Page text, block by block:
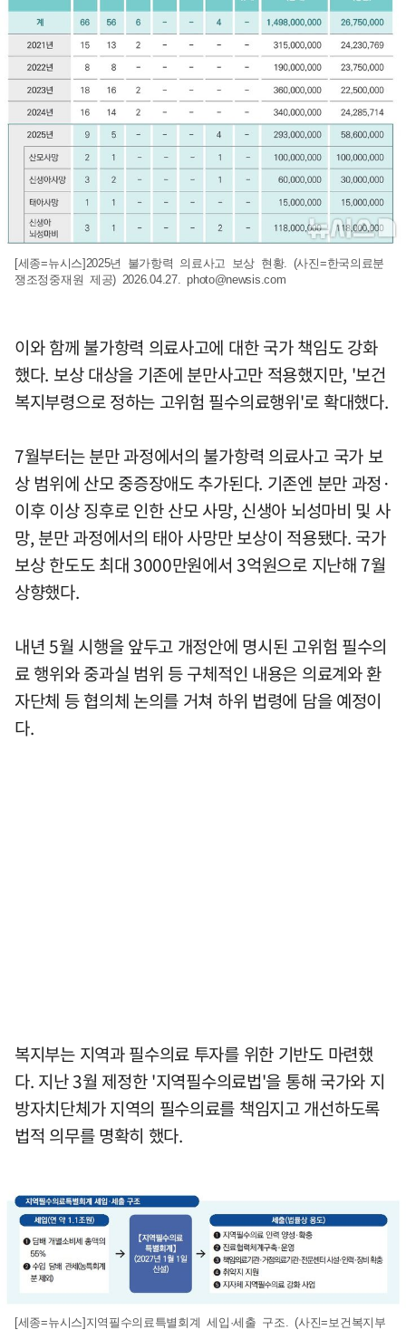
[세종=뉴시스]2025년 불가항력 의료사고 보상 현황. (사진=한국의료분
쟁조정중재원 제공) 2026.04.27.photo@newsis.com
이와 함께 불가항력 의료사고에 대한 국가 책임도 강화
했다. 보상 대상을 기존에 분만사고만 적용했지만, '보건
복지부령으로 정하는 고위험 필수의료행위'로 확대했다.
7월부터는 분만 과정에서의 불가항력 의료사고 국가 보
상 범위에 산모 중증장애도 추가된다. 기존엔 분만 과정·
이후 이상 징후로 인한 산모 사망, 신생아 뇌성마비 및 사
망, 분만 과정에서의 태아 사망만 보상이 적용됐다. 국가
보상 한도도 최대 3000만원에서 3억원으로 지난해 7월
상향했다.
내년 5월 시행을 앞두고 개정안에 명시된 고위험 필수의
료 행위와 중과실 범위 등 구체적인 내용은 의료계와 환
자단체 등 협의체 논의를 거쳐 하위 법령에 담을 예정이
다.
복지부는 지역과 필수의료 투자를 위한 기반도 마련했
다. 지난 3월 제정한 '지역필수의료법'을 통해 국가와 지
방자치단체가 지역의 필수의료를 책임지고 개선하도록
법적 의무를 명확히 했다.
[세종=뉴시스]지역필수의료특별회계 세입·세출 구조. (사진=보건복지부